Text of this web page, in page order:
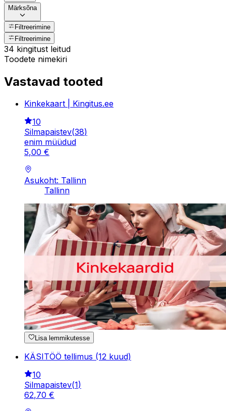
Märksõna
Filtreerimine
Filtreerimine
34 kingitust leitud
Toodete nimekiri
Vastavad tooted
Kinkekaart | Kingitus.ee
10
Silmapaistev(38)
enim müüdud
5,00 €
Asukoht: Tallinn
Tallinn
Lisa lemmikutesse
KÄSITÖÖ tellimus (12 kuud)
10
Silmapaistev(1)
62,70 €